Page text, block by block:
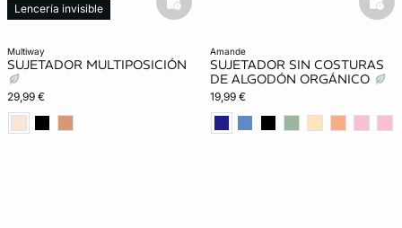
multiway
SUJETADOR MULTIPOSICIÓN
29,99 €
Lencería invisible basketfull
amande
SUJETADOR SIN COSTURAS
DE ALGODÓN ORGÁNICO
19,99 €